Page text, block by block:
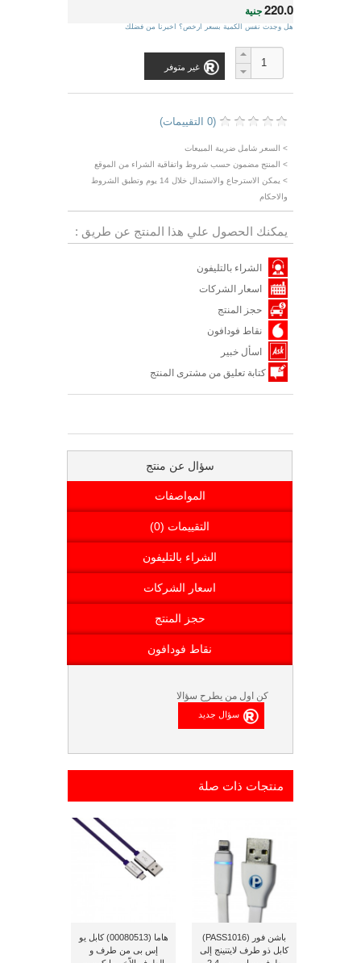
220.0جنية
هل وجدت نفس الكمية بسعر ارخص؟ اخبرنا من فضلك
غير متوفر
(0 التقييمات)
> السعر شامل ضريبة المبيعات
> المنتج مضمون حسب شروط واتفاقية الشراء من الموقع
> يمكن الاسترجاع والاستبدال خلال 14 يوم وتطبق الشروط
والاحكام
يمكنك الحصول علي هذا المنتج عن طريق :
الشراء بالتليفون
اسعار الشركات
حجز المنتج
نقاط فودافون
اسأل خبير
كتابة تعليق من مشترى المنتج
سؤال عن منتج
المواصفات
التقييمات (0)
الشراء بالتليفون
اسعار الشركات
حجز المنتج
نقاط فودافون
كن اول من يطرح سؤالا
منتجات ذات صلة
باشن فور (PASS1016)
كابل ذو طرف لايتنينج إلى
هاما (00080513) كابل يو
إس بى من طرف و